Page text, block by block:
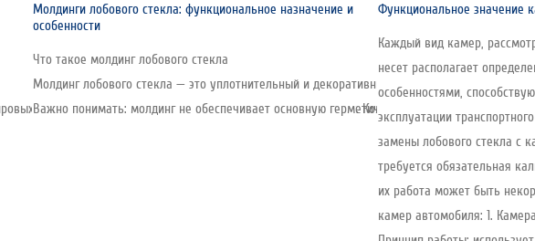
производителей стекла, включая автомобильную линейку. Компания основана в 1935
Молдинги лобового стекла: функциональное назначение и
особенности
Что такое молдинг лобового стекла
Молдинг лобового стекла — это уплотнительный и декоративный элемент,
Важно понимать: молдинг не обеспечивает основную герметичность соединения — её
Функциональное значение
Каждый вид камер,
несет располагает
особенностями,
эксплуатации
замены лобового стекла с
требуется обязательная
их работа может быть
камер автомобиля: 1.